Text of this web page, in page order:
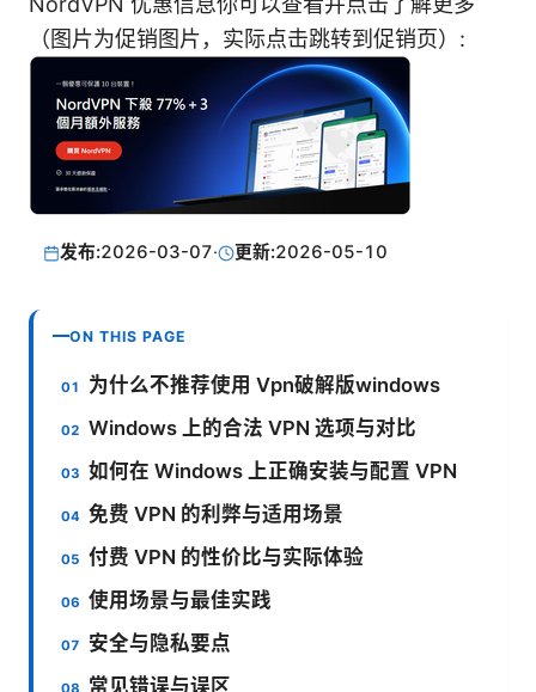
（图片为促销图片，实际点击跳转到促销页）:
发布:2026-03-07· 更新:2026-05-10
ON THIS PAGE
为什么不推荐使用 Vpn破解版windows
Windows 上的合法 VPN 选项与对比
如何在 Windows 上正确安装与配置 VPN
免费 VPN 的利弊与适用场景
付费 VPN 的性价比与实际体验
使用场景与最佳实践
安全与隐私要点
常见错误与误区